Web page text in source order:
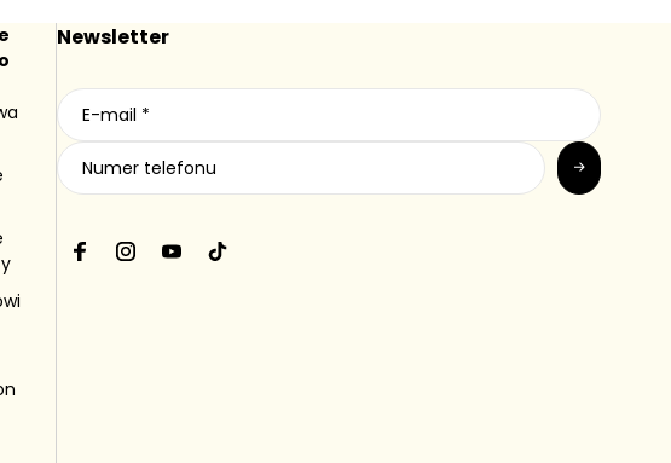
Newsletter
FacebookInstagram
YouTubeTikTok